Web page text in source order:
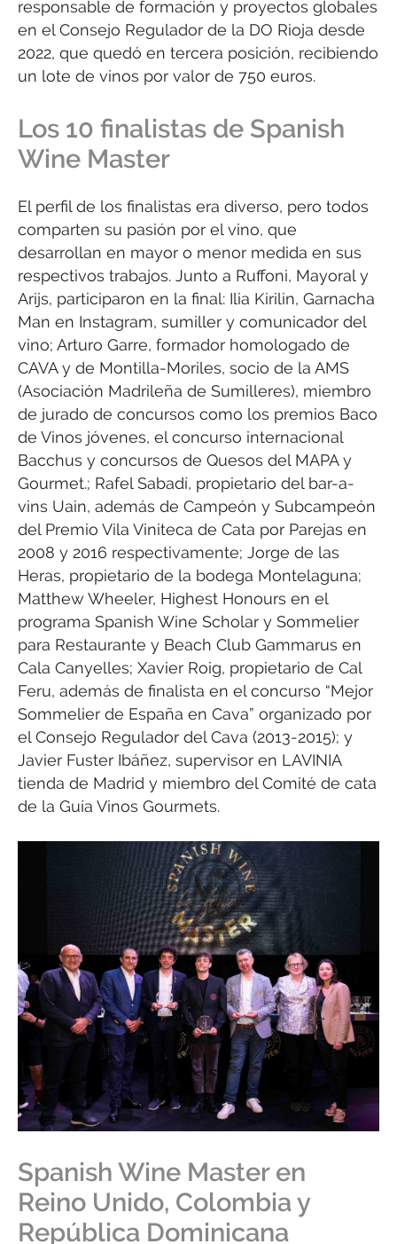
responsable de formación y proyectos globales
en el Consejo Regulador de la DO Rioja desde
2022, que quedó en tercera posición, recibiendo
un lote de vinos por valor de 750 euros.
Los 10 finalistas de Spanish
Wine Master
El perfil de los finalistas era diverso, pero todos
comparten su pasión por el vino, que
desarrollan en mayor o menor medida en sus
respectivos trabajos. Junto a Ruffoni, Mayoral y
Arijs, participaron en la final: Ilia Kirilin, Garnacha
Man en Instagram, sumiller y comunicador del
vino; Arturo Garre, formador homologado de
CAVA y de Montilla-Moriles, socio de la AMS
(Asociación Madrileña de Sumilleres), miembro
de jurado de concursos como los premios Baco
de Vinos jóvenes, el concurso internacional
Bacchus y concursos de Quesos del MAPA y
Gourmet.; Rafel Sabadí, propietario del bar-a-
vins Uain, además de Campeón y Subcampeón
del Premio Vila Viniteca de Cata por Parejas en
2008 y 2016 respectivamente; Jorge de las
Heras, propietario de la bodega Montelaguna;
Matthew Wheeler, Highest Honours en el
programa Spanish Wine Scholar y Sommelier
para Restaurante y Beach Club Gammarus en
Cala Canyelles; Xavier Roig, propietario de Cal
Feru, además de finalista en el concurso “Mejor
Sommelier de España en Cava” organizado por
el Consejo Regulador del Cava (2013-2015); y
Javier Fuster Ibáñez, supervisor en LAVINIA
tienda de Madrid y miembro del Comité de cata
de la Guía Vinos Gourmets.
Spanish Wine Master en
Reino Unido, Colombia y
República Dominicana